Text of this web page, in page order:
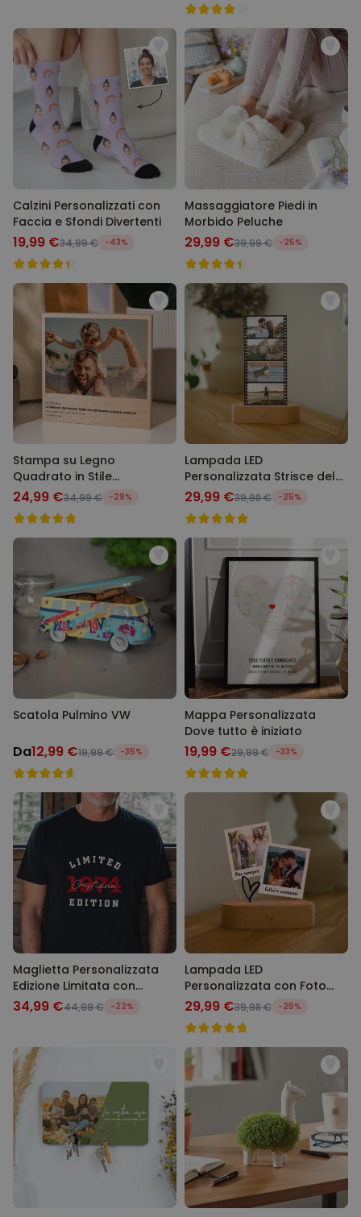
Calzini Personalizzati con
Faccia e Sfondi Divertenti
19,99 €34,99 € -43%
Massaggiatore Piedi in
Morbido Peluche
29,99 €39,99 € -25%
Stampa su Legno
Quadrato in Stile
Instagram
24,99 €34,99 € -29%
Lampada LED
Personalizzata Strisce del
Film con Foto
29,99 €39,98 € -25%
Scatola Pulmino VW
Da12,99 €19,99 € -35%
Mappa Personalizzata
Dove tutto è iniziato
19,99 €29,99 € -33%
Maglietta Personalizzata
Edizione Limitata con
Annata
34,99 €44,99 € -22%
Lampada LED
Personalizzata con Foto
Polaroid
29,99 €39,98 € -25%